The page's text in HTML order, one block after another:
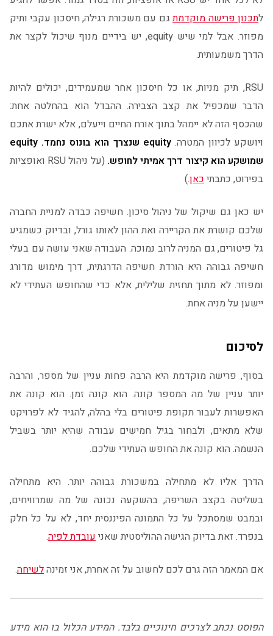
לתכנון פרישה מוקדמתגם עם משכורת רגילה, חיסכון עקבי ותיק
מפוזר. אבל למי שיש equity, יש בידיים מנוף שיכול לקצר את
הדרך משמעותית.
RSU, תיק מניות, או כל חיסכון אחר שמעמידים, יכולים להיות
הדבר שמכפיל את קצב הצבירה. ההבדל הוא בהחלטה אחת:
שהכסף הזה לא יימהל בתוך אורח החיים וייעלם, אלא ישרת אתכם
ויושקע לכיוון המטרה.
equity שנצרך הוא בונוס נחמד. equity
שמושקע הוא קיצור דרך אמיתי לחופש.
(על ניהול RSU ואופציות
בפירוט, כתבתיכאן.)
יש כאן גם שיקול של ניהול סיכון. חשיפה כבדה למניית החברה
שלכם קושרת את הקריירה ואת ההון לאותו גורל, ובדיוק כשמגיע
גל פיטורים, גם המניה לרוב נמוכה. העבודה שאני עושה עם בעלי
חשיפה גבוהה היא הורדת חשיפה הדרגתית, דרך מימוש מדורג
ומפוזר. לא מתוך תחזית שלילית, אלא כדי שהחופש העתידי לא
יישען על מניה אחת.
לסיכום
בסוף, פרישה מוקדמת היא הרבה פחות עניין של מספר, והרבה
יותר עניין של מה המספר קונה. הוא קונה זמן. הוא קונה את
האפשרות לעבור תקופת פיטורים בלי בהלה, להגיד לא לפרויקט
שלא מתאים, ולבחור בגיל חמישים עבודה שהיא יותר בשביל
הנשמה. הוא קונה את החופש העתידי שלכם.
הדרך אליו לא מתחילה במשכורת גבוהה יותר. היא מתחילה
בשליטה בקצב השריפה, בהשקעה נכונה של מה שמרוויחים,
ובמבט שמסתכל על כל התמונה הפיננסית יחד, לא על כל חלק
בנפרד. זאת בדיוק הגישה ההוליסטית שאניעובדת לפיה.
אם המאמר הזה גרם לכם לחשוב על זה אחרת, אני זמינהלשיחה.
הפוסט נכתב לצרכים חינוכיים בלבד. המידע הכלול בו הוא מידע